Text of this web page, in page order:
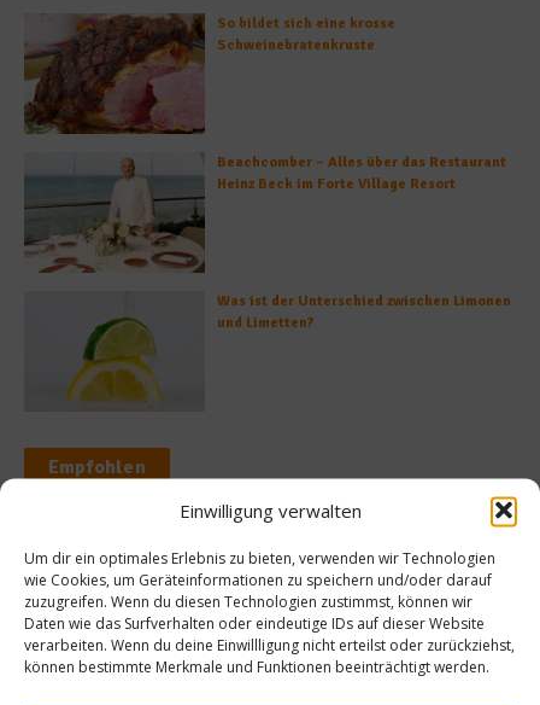
Einwilligung verwalten
Um dir ein optimales Erlebnis zu bieten, verwenden wir Technologien
wie Cookies, um Geräteinformationen zu speichern und/oder darauf
zuzugreifen. Wenn du diesen Technologien zustimmst, können wir
Daten wie das Surfverhalten oder eindeutige IDs auf dieser Website
verarbeiten. Wenn du deine Einwillligung nicht erteilst oder zurückziehst,
können bestimmte Merkmale und Funktionen beeinträchtigt werden.
So bildet sich eine krosse
Schweinebratenkruste
Beachcomber – Alles über das Restaurant
Heinz Beck im Forte Village Resort
Was ist der Unterschied zwischen Limonen
und Limetten?
Empfohlen
& Gourmet
nur zu retten,
Wert in der
Wer